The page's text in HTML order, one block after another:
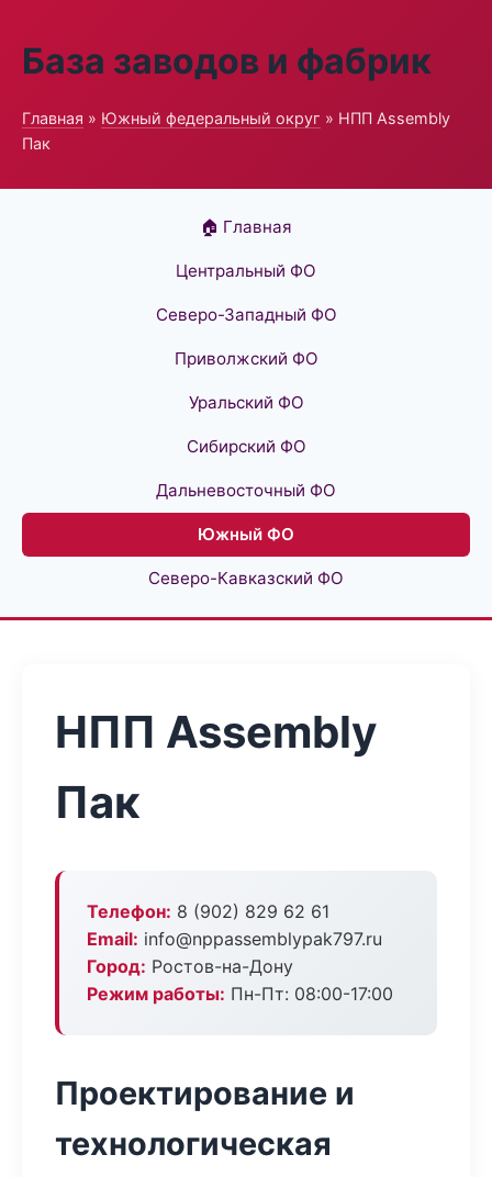
База заводов и фабрик
Главная » Южный федеральный округ » НПП Assembly
Пак
🏠 Главная
Центральный ФО
Северо-Западный ФО
Приволжский ФО
Уральский ФО
Сибирский ФО
Дальневосточный ФО
Южный ФО
Северо-Кавказский ФО
НПП Assembly
Пак
Телефон: 8 (902) 829 62 61
Email: info@nppassemblypak797.ru
Город: Ростов-на-Дону
Режим работы: Пн-Пт: 08:00-17:00
Проектирование и
технологическая